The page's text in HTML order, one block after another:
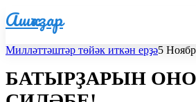
Ашҡаҙар
Милләттәштәр төйәк иткән ерҙә5
БАТЫРҘАРЫН